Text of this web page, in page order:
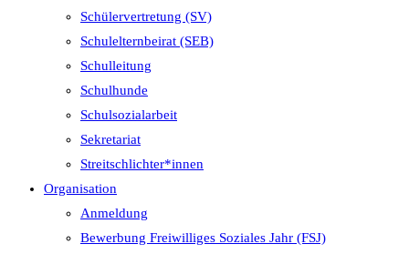
Schülervertretung (SV)
Schulelternbeirat (SEB)
Schulleitung
Schulhunde
Schulsozialarbeit
Sekretariat
Streitschlichter*innen
Organisation
Anmeldung
Bewerbung Freiwilliges Soziales Jahr (FSJ)